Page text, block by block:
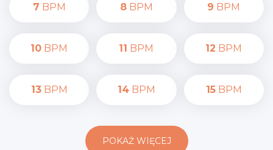
7 BPM 8BPM 9 BPM
10 BPM 11 BPM 12 BPM
13BPM 14BPM 15BPM
POKAŻ WIĘCEJ